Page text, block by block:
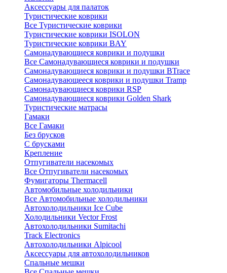
Аксессуары для палаток
Туристические коврики
Все Туристические коврики
Туристические коврики ISOLON
Туристические коврики BAY
Самонадувающиеся коврики и подушки
Все Самонадувающиеся коврики и подушки
Самонадувающиеся коврики и подушки BTrace
Самонадувающееся коврики и подушки Tramp
Самонадувающиеся коврики RSP
Самонадувающиеся коврики Golden Shark
Туристические матрасы
Гамаки
Все Гамаки
Без брусков
С брусками
Крепление
Отпугиватели насекомых
Все Отпугиватели насекомых
Фумигаторы Thermacell
Автомобильные холодильники
Все Автомобильные холодильники
Автохолодильники Ice Cube
Холодильники Vector Frost
Автохолодильники Sumitachi
Track Electronics
Автохолодильники Alpicool
Аксессуары для автохолодильников
Спальные мешки